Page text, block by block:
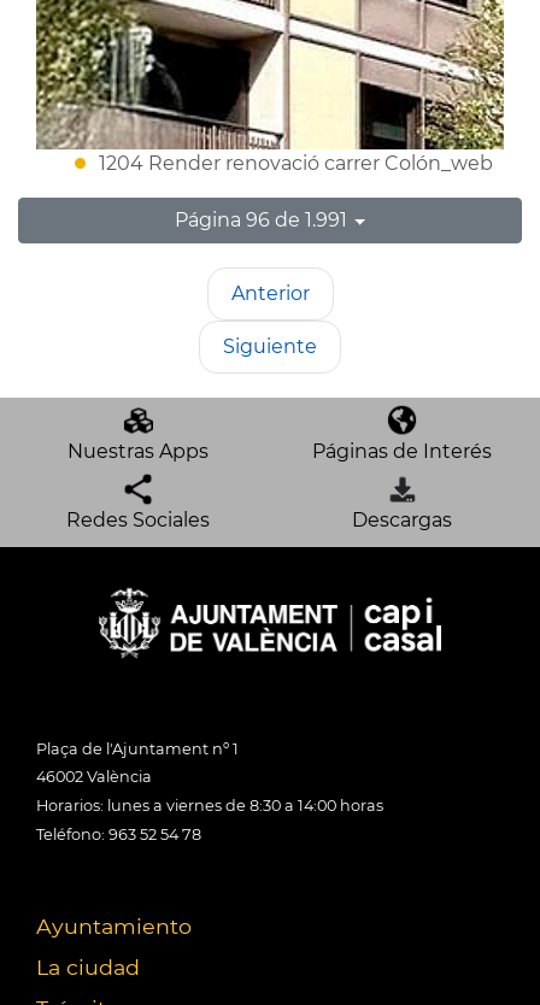
1204 Render renovació carrer Colón_web
Página 96 de 1.991
Anterior
Siguiente
Nuestras Apps Páginas de Interés
Redes Sociales Descargas
Plaça de l'Ajuntament nº 1
46002 València
Horarios: lunes a viernes de 8:30 a 14:00 horas
Teléfono: 963 52 54 78
Ayuntamiento
La ciudad